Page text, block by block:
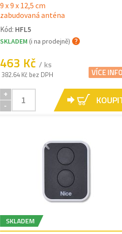
9 x 9 x 12,5 cm
zabudovaná anténa
Kód: HFL5
SKLADEM (i na prodejně)
463 Kč / ks
382.64 Kč bez DPH VÍCE
+
-
SKLADEM